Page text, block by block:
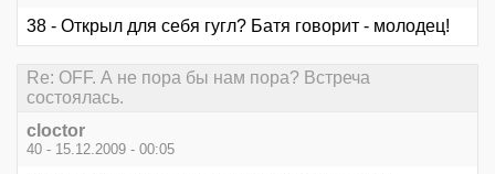
38 - Открыл для себя гугл? Батя говорит - молодец!
Re: OFF. А не пора бы нам пора? Встреча
состоялась.
cloctor
40 - 15.12.2009 - 00:05